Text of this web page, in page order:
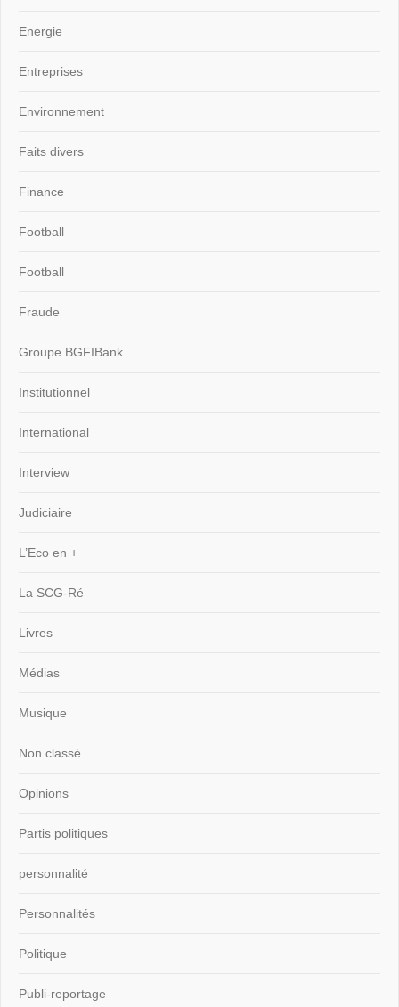
Energie
Entreprises
Environnement
Faits divers
Finance
Football
Football
Fraude
Groupe BGFIBank
Institutionnel
International
Interview
Judiciaire
L’Eco en +
La SCG-Ré
Livres
Médias
Musique
Non classé
Opinions
Partis politiques
personnalité
Personnalités
Politique
Publi-reportage